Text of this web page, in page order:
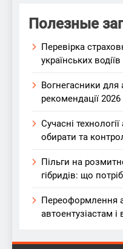
Полезные
Перевірка
українських водіїв
Вогнегасники для
рекомендації 2026
Сучасні
обирати та
Пільги на
гібридів: що
Переоформлення
автоентузіастам